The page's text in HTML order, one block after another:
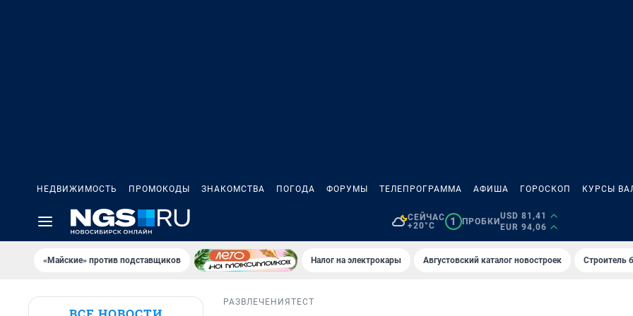
НЕДВИЖИМОСТЬ ПРОМОКОДЫ ЗНАКОМСТВА ПОГОДА ФОРУМЫ ТЕЛЕПРОГРАММА АФИША ГОРОСКОП КУРСЫ
СЕЙЧАС
+20°C
1 ПРОБКИ
USD 81,41
EUR 94,06
«Майские» против подставщиков Налог на электрокары Августовский каталог новостроек Строитель
РАЗВЛЕЧЕНИЯ ТЕСТ